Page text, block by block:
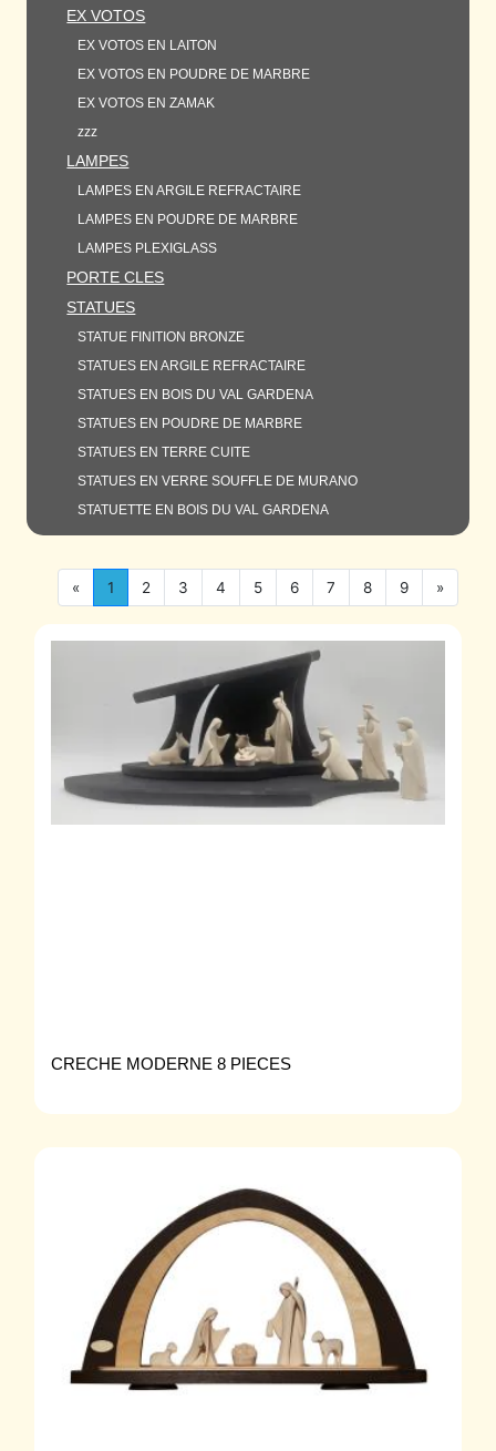
EX VOTOS
EX VOTOS EN LAITON
EX VOTOS EN POUDRE DE MARBRE
EX VOTOS EN ZAMAK
zzz
LAMPES
LAMPES EN ARGILE REFRACTAIRE
LAMPES EN POUDRE DE MARBRE
LAMPES PLEXIGLASS
PORTE CLES
STATUES
STATUE FINITION BRONZE
STATUES EN ARGILE REFRACTAIRE
STATUES EN BOIS DU VAL GARDENA
STATUES EN POUDRE DE MARBRE
STATUES EN TERRE CUITE
STATUES EN VERRE SOUFFLE DE MURANO
STATUETTE EN BOIS DU VAL GARDENA
« 1 2 3 4 5 6 7 8 9 »
CRECHE MODERNE 8 PIECES